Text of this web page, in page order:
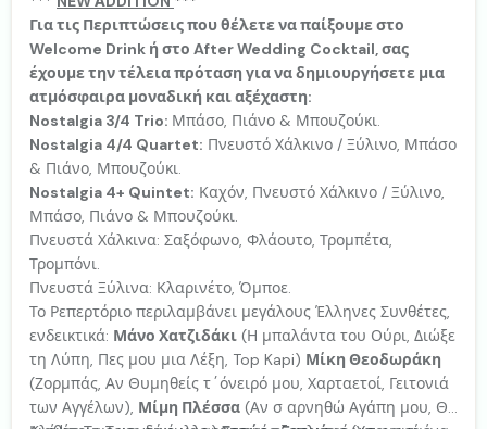
Για τις Περιπτώσεις που θέλετε να παίξουμε στο
Welcome Drink ή στο After Wedding Cocktail, σας
έχουμε την τέλεια πρόταση για να δημιουργήσετε μια
ατμόσφαιρα μοναδική και αξέχαστη:
Nostalgia 3/4 Trio: Μπάσο, Πιάνο & Μπουζούκι.
Nostalgia 4/4 Quartet: Πνευστό Χάλκινο / Ξύλινο, Μπάσο
& Πιάνο, Μπουζούκι.
Nostalgia 4+ Quintet: Καχόν, Πνευστό Χάλκινο / Ξύλινο,
Μπάσο, Πιάνο & Μπουζούκι.
Πνευστά Χάλκινα: Σαξόφωνο, Φλάουτο, Τρομπέτα,
Τρομπόνι.
Πνευστά Ξύλινα: Κλαρινέτο, Όμποε.
Το Ρεπερτόριο περιλαμβάνει μεγάλους Έλληνες Συνθέτες,
ενδεικτικά: Μάνο Χατζιδάκι (Η μπαλάντα του Ούρι, Διώξε
τη Λύπη, Πες μου μια Λέξη, Top Kapi) Μίκη Θεοδωράκη
(Ζορμπάς, Αν Θυμηθείς τ΄όνειρό μου, Χαρταετοί, Γειτονιά
των Αγγέλων), Μίμη Πλέσσα (Αν σ αρνηθώ Αγάπη μου, Θα